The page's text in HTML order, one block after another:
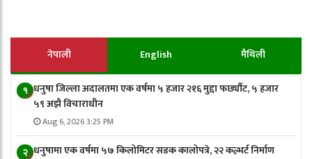
नेपाली English मैथिली
१ धनुषा जिल्ला अदालतमा एक वर्षमा ५ हजार २१६ मुद्दा फर्छ्यौट, ५ हजार
५९ अझै विचाराधीन
Aug 6, 2026 3:25 PM
२ धनुषामा एक वर्षमा ५७ किलोमिटर सडक कालोपत्रे, २२ कल्भर्ट निर्माण